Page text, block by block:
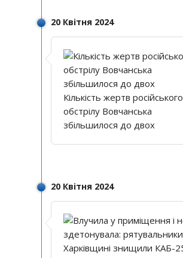
20 Квітня 2024
Кількість жертв російського
обстрілу Вовчанська
збільшилося до двох
20 Квітня 2024